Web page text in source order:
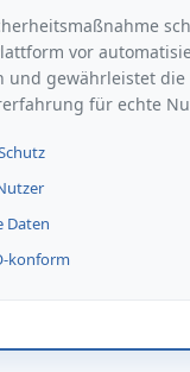
vor
und gewährleistet die
für echte
Daten
konform